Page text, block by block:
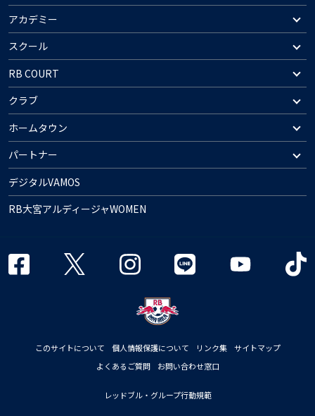
アカデミー
スクール
RB COURT
クラブ
ホームタウン
パートナー
デジタルVAMOS
RB大宮アルディージャWOMEN
このサイトについて 個人情報保護について リンク集
サイトマップ
よくあるご質問
お問い合わせ窓口
レッドブル・グループ行動規範